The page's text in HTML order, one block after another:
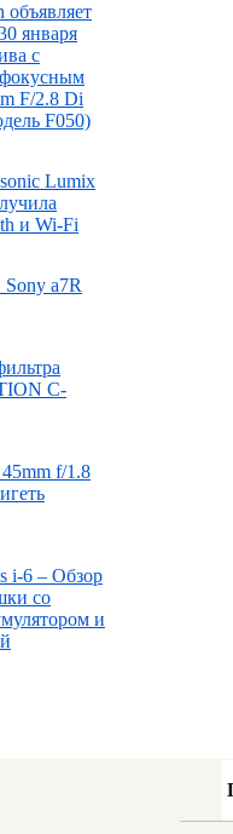
января
с
F/2.8 Di
F050)
Lumix
и Wi-Fi
a7R
C-
f/1.8
i-6 – Обзор
со
и